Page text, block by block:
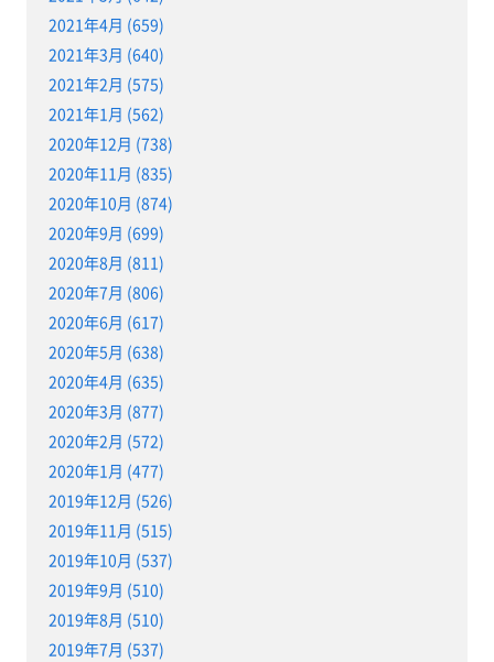
2021年4月 (659)
2021年3月 (640)
2021年2月 (575)
2021年1月 (562)
2020年12月 (738)
2020年11月 (835)
2020年10月 (874)
2020年9月 (699)
2020年8月 (811)
2020年7月 (806)
2020年6月 (617)
2020年5月 (638)
2020年4月 (635)
2020年3月 (877)
2020年2月 (572)
2020年1月 (477)
2019年12月 (526)
2019年11月 (515)
2019年10月 (537)
2019年9月 (510)
2019年8月 (510)
2019年7月 (537)